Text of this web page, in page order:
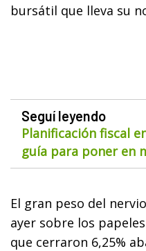
bursátil que lleva su
Seguí leyendo
Planificación fiscal
guía para poner en
El gran peso del
ayer sobre los
que cerraron 6,25%